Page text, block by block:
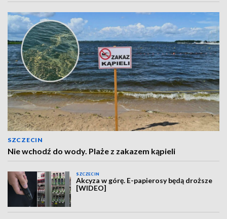
SZCZECIN
Nie wchodź do wody. Plaże z zakazem kąpieli
SZCZECIN
Akcyza w górę. E-papierosy będą droższe
[WIDEO]